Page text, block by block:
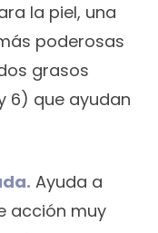
la piel, una
poderosas
grasos
6) que ayudan
Ayuda a
acción muy